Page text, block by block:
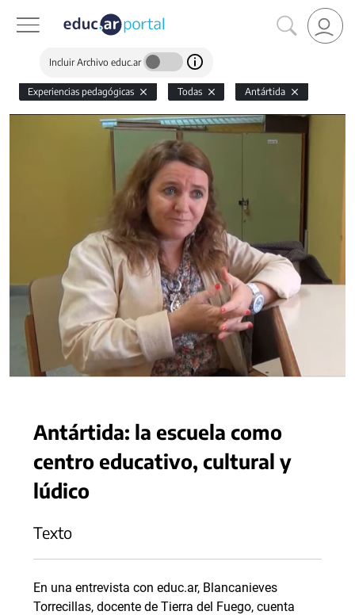
Incluir Archivo educ.ar
Experiencias pedagógicas Todas Antártida
Antártida: la escuela como
centro educativo, cultural y
lúdico
Texto
En una entrevista con educ.ar, Blancanieves
Torrecillas, docente de Tierra del Fuego, cuenta